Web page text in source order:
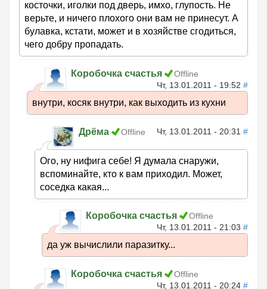
косточки, иголки под дверь, имхо, глупость. Не
верьте, и ничего плохого они вам не принесут. А
булавка, кстати, может и в хозяйстве сгодиться,
чего добру пропадать.
Коробочка счастья
Offline
Чт, 13.01.2011 - 19:52 #
внутри, косяк внутри, как выходить из кухни
Дрёма Offline Чт, 13.01.2011 - 20:31 #
Ого, ну нифига себе! Я думала снаружи,
вспоминайте, кто к вам приходил. Может,
соседка какая...
Коробочка счастья
Offline
Чт, 13.01.2011 - 21:03 #
да уж вычислили паразитку...
Коробочка счастья
Offline
Чт, 13.01.2011 - 20:24 #